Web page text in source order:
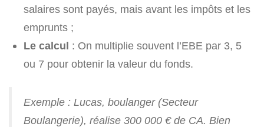
salaires sont payés, mais avant les impôts et les
emprunts ;
Le calcul : On multiplie souvent l’EBE par 3, 5
ou 7 pour obtenir la valeur du fonds.
Exemple : Lucas, boulanger (Secteur
Boulangerie), réalise 300 000 € de CA. Bien